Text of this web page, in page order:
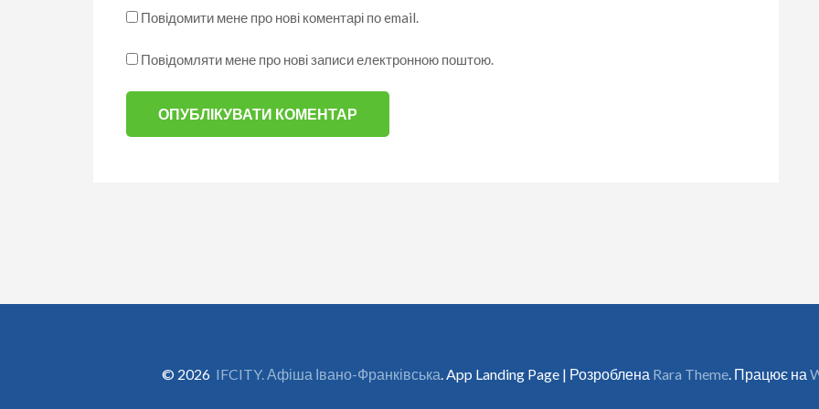
Повідомити мене про нові коментарі по email.
Повідомляти мене про нові записи електронною поштою.
© 2026 IFCITY. Афіша Івано-Франківська. App Landing Page | Розроблена Rara Theme. Працює на